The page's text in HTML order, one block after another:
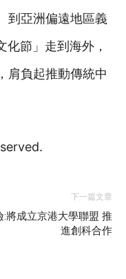
到亞洲偏遠地區義
節」走到海外，
肩負起推動傳統中
下一篇文章
:將成立京港大學聯盟 推
進創科合作